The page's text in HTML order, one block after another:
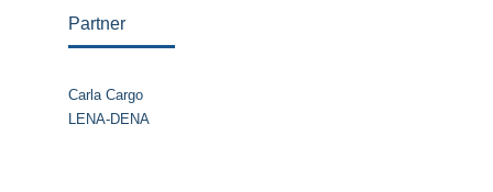
Partner
Carla Cargo
LENA-DENA